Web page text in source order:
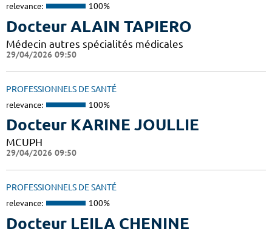
relevance: 100%
Docteur ALAIN TAPIERO
Médecin autres spécialités médicales
29/04/2026 09:50
PROFESSIONNELS DE SANTÉ
relevance: 100%
Docteur KARINE JOULLIE
MCUPH
29/04/2026 09:50
PROFESSIONNELS DE SANTÉ
relevance: 100%
Docteur LEILA CHENINE